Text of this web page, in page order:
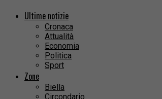
Ultime notizie
Cronaca
Attualità
Economia
Politica
Sport
Zone
Biella
Circondario